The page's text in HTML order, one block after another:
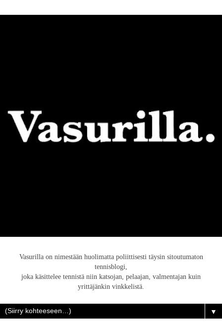
Vasurilla on nimestään huolimatta poliittisesti täysin sitoutumaton
tennisblogi,
joka käsittelee tennistä niin katsojan, pelaajan, valmentajan kuin
yrittäjänkin vinkkelistä.
▼